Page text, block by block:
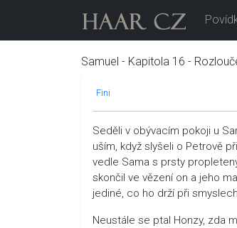
Samuel - Kapitola 16 -
Fini
Seděli v obývacím pokoji u
uším, když slyšeli o Petrově
vedle Sama s prsty
skončil ve vězení on a jeho
jediné, co ho drží při
Neustále se ptal Honzy, zda